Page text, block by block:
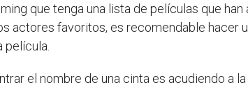
que tenga una lista de películas que
actores favoritos, es recomendable hacer
el nombre de una cinta es acudiendo a